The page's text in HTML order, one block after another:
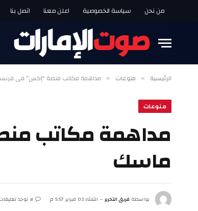
من نحن سياسة الخصوصية اعلن معنا اتصل بنا
الرئيسية » منوعات » مداهمة مكاتب منصة “إكس” في
منوعات
مداهمة مكاتب
ماسك
بواسطة فريق التحرير الثلاثاء 03 فبراير 5:57 م لا توجد تعليقات